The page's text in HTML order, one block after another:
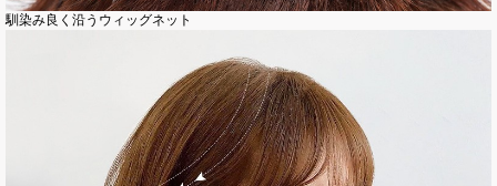
馴染み良く沿うウィッグネット